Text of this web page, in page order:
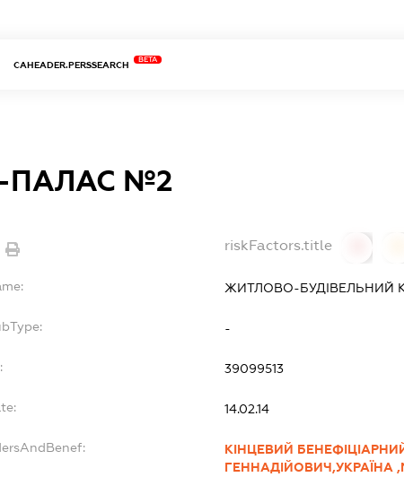
CAHEADER.PERSSEARCH
BETA
ПАЛАС №2
riskFactors.title
ЖИТЛОВО-БУДІВЕЛЬНИЙ
-
39099513
14.02.14
КІНЦЕВИЙ
ГЕННАДІЙОВИЧ,УКРАЇНА